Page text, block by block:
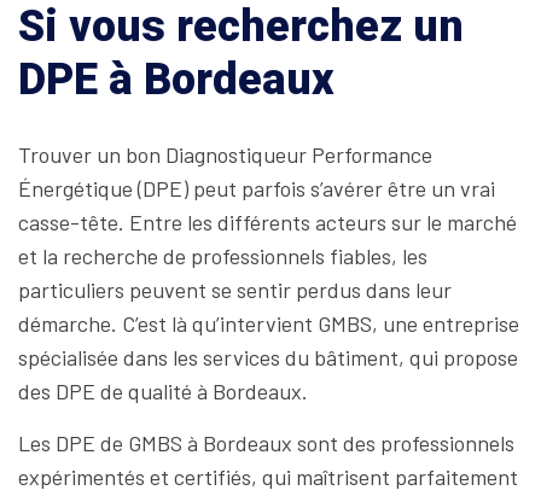
Si vous recherchez un
DPE à Bordeaux
Trouver un bon Diagnostiqueur Performance
Énergétique (DPE) peut parfois s’avérer être un vrai
casse-tête. Entre les différents acteurs sur le marché
et la recherche de professionnels fiables, les
particuliers peuvent se sentir perdus dans leur
démarche. C’est là qu’intervient GMBS, une entreprise
spécialisée dans les services du bâtiment, qui propose
des DPE de qualité à Bordeaux.
Les DPE de GMBS à Bordeaux sont des professionnels
expérimentés et certifiés, qui maîtrisent parfaitement